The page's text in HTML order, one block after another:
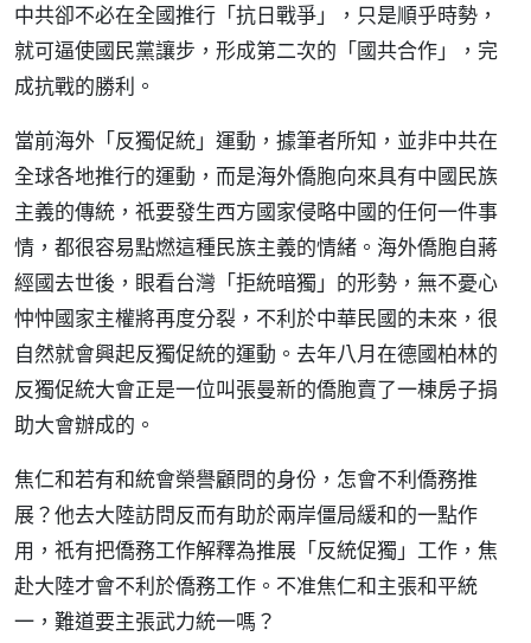
中共卻不必在全國推行「抗日戰爭」，只是順乎時勢，
就可逼使國民黨讓步，形成第二次的「國共合作」，完
成抗戰的勝利。
當前海外「反獨促統」運動，據筆者所知，並非中共在
全球各地推行的運動，而是海外僑胞向來具有中國民族
主義的傳統，祇要發生西方國家侵略中國的任何一件事
情，都很容易點燃這種民族主義的情緒。海外僑胞自蔣
經國去世後，眼看台灣「拒統暗獨」的形勢，無不憂心
忡忡國家主權將再度分裂，不利於中華民國的未來，很
自然就會興起反獨促統的運動。去年八月在德國柏林的
反獨促統大會正是一位叫張曼新的僑胞賣了一棟房子捐
助大會辦成的。
焦仁和若有和統會榮譽顧問的身份，怎會不利僑務推
展？他去大陸訪問反而有助於兩岸僵局緩和的一點作
用，祇有把僑務工作解釋為推展「反統促獨」工作，焦
赴大陸才會不利於僑務工作。不准焦仁和主張和平統
一，難道要主張武力統一嗎？